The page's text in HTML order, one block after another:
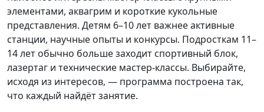
элементами, аквагрим и короткие кукольные
представления. Детям 6–10 лет важнее активные
станции, научные опыты и конкурсы. Подросткам 11–
14 лет обычно больше заходит спортивный блок,
лазертаг и технические мастер-классы. Выбирайте,
исходя из интересов, — программа построена так,
что каждый найдёт занятие.